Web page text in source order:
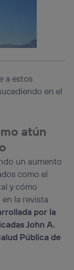
a estos
en el
atún
un aumento
como el
y cómo
la revista
por la
John A.
Pública de
internet, por
y
mismo
(p. ej., Wi-Fi),
más
en la
página web o